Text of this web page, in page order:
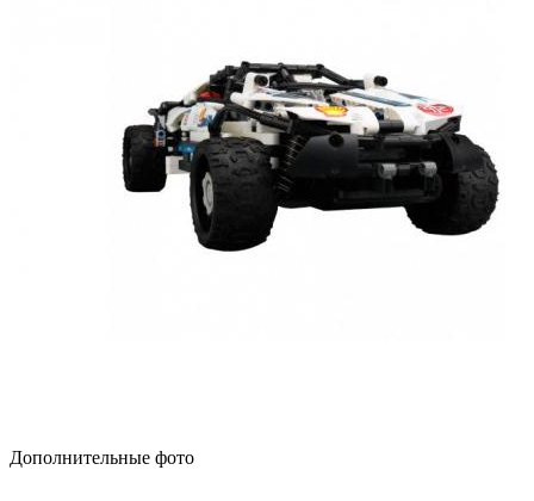
Дополнительные фото